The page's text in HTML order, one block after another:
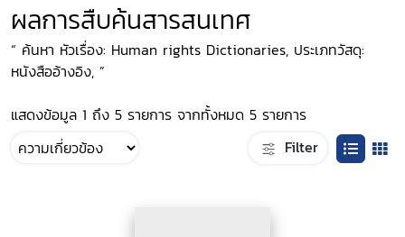
ผลการสืบค้นสารสนเทศ
“ ค้นหา หัวเรื่อง: Human rights Dictionaries, ประเภทวัสดุ:
หนังสืออ้างอิง, ”
แสดงข้อมูล 1 ถึง 5 รายการ จากทั้งหมด 5 รายการ
Filter